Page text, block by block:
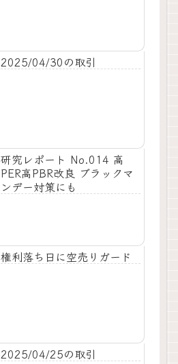
2025/04/30の取引
研究レポート No.014 高
PER高PBR改良 ブラックマ
ンデー対策にも
権利落ち日に空売りガード
2025/04/25の取引